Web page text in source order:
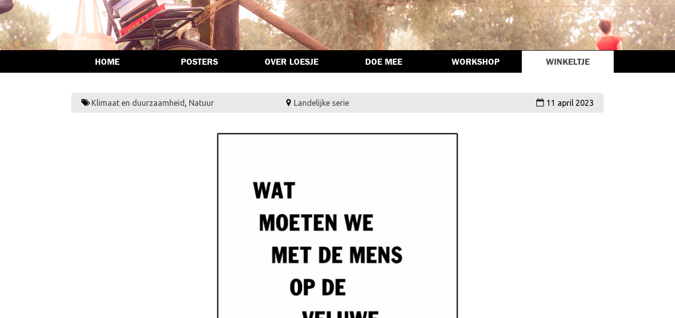
HOME POSTERS OVER LOESJE DOE MEE WORKSHOP WINKELTJE
Klimaat en duurzaamheid , Natuur Landelijke serie 11 april 2023